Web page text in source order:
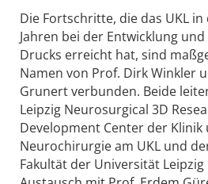
Die Fortschritte, die das UKL
Jahren bei der Entwicklung
Drucks erreicht hat, sind
Namen von Prof. Dirk Winkler
Grunert verbunden. Beide
Leipzig Neurosurgical 3D
Development Center der
Neurochirurgie am UKL und
Fakultät der Universität